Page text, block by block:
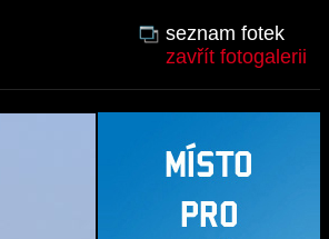
seznam fotek
zavřít fotogalerii